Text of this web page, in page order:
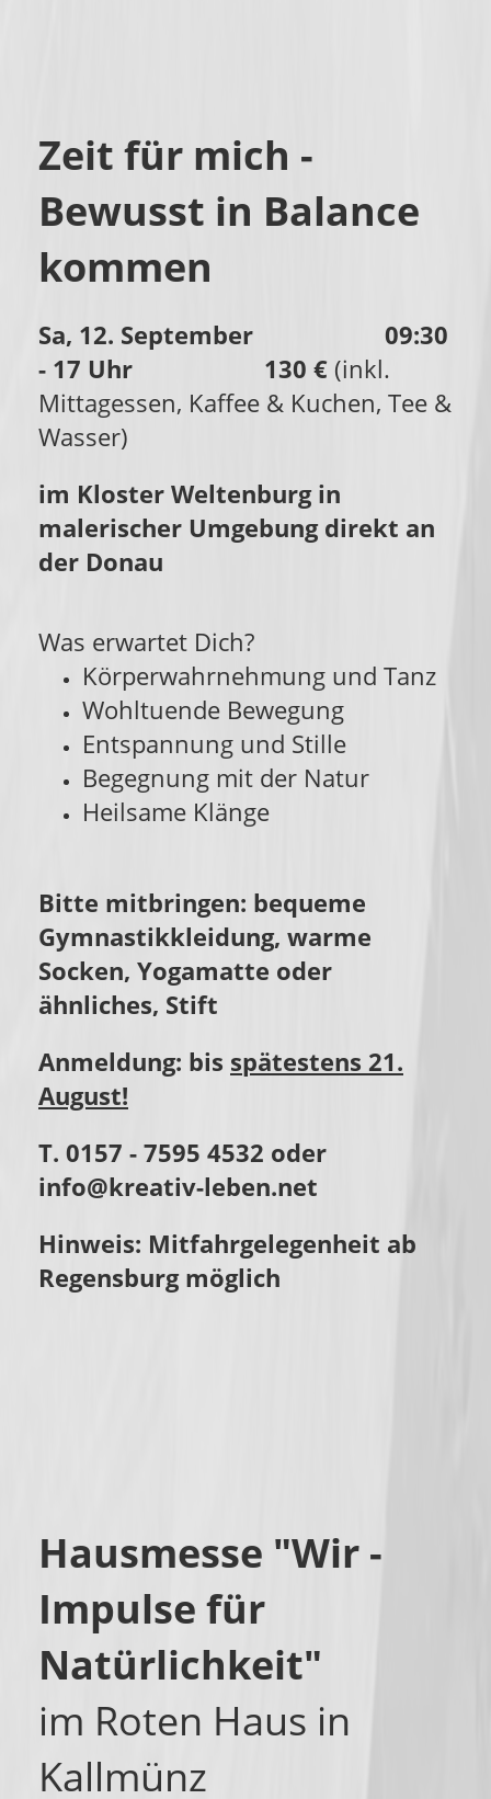
Zeit für mich -
Bewusst in Balance
kommen
Sa, 12. September 09:30
- 17 Uhr 130 € (inkl.
Mittagessen, Kaffee & Kuchen, Tee &
Wasser)
im Kloster Weltenburg in
malerischer Umgebung direkt an
der Donau
Was erwartet Dich?
Körperwahrnehmung und Tanz
Wohltuende Bewegung
Entspannung und Stille
Begegnung mit der Natur
Heilsame Klänge
Bitte mitbringen: bequeme
Gymnastikkleidung, warme
Socken, Yogamatte oder
ähnliches, Stift
Anmeldung: bis spätestens 21.
August!
T. 0157 - 7595 4532 oder
info@kreativ-leben.net
Hinweis: Mitfahrgelegenheit ab
Regensburg möglich
Hausmesse "Wir -
Impulse für
Natürlichkeit"
im Roten Haus in
Kallmünz